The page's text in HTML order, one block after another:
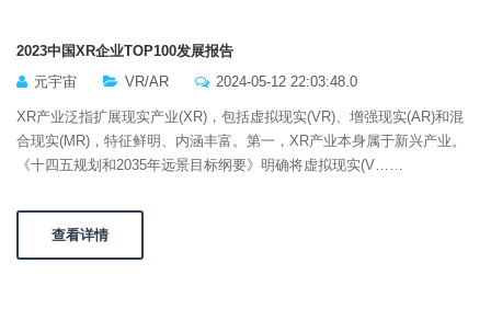
2023中国XR企业TOP100发展报告
元宇宙
VR/AR 2024-05-12 22:03:48.0
XR产业泛指扩展现实产业(XR)，包括虚拟现实(VR)、增强现实(AR)和混
合现实(MR)，特征鲜明、内涵丰富。第一，XR产业本身属于新兴产业。
《十四五规划和2035年远景目标纲要》明确将虚拟现实(V……
查看详情